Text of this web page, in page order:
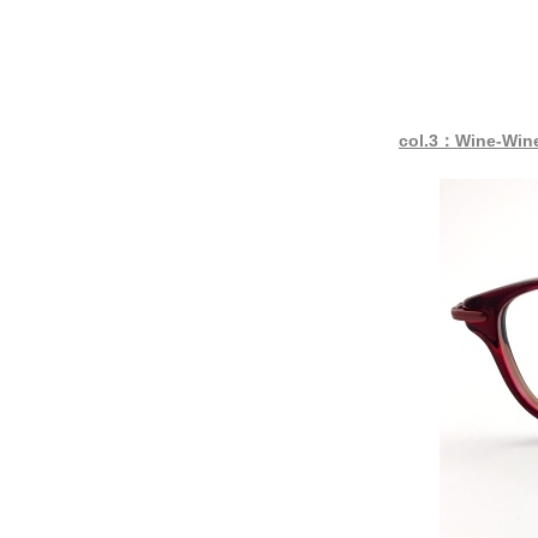
col.3：Wine-